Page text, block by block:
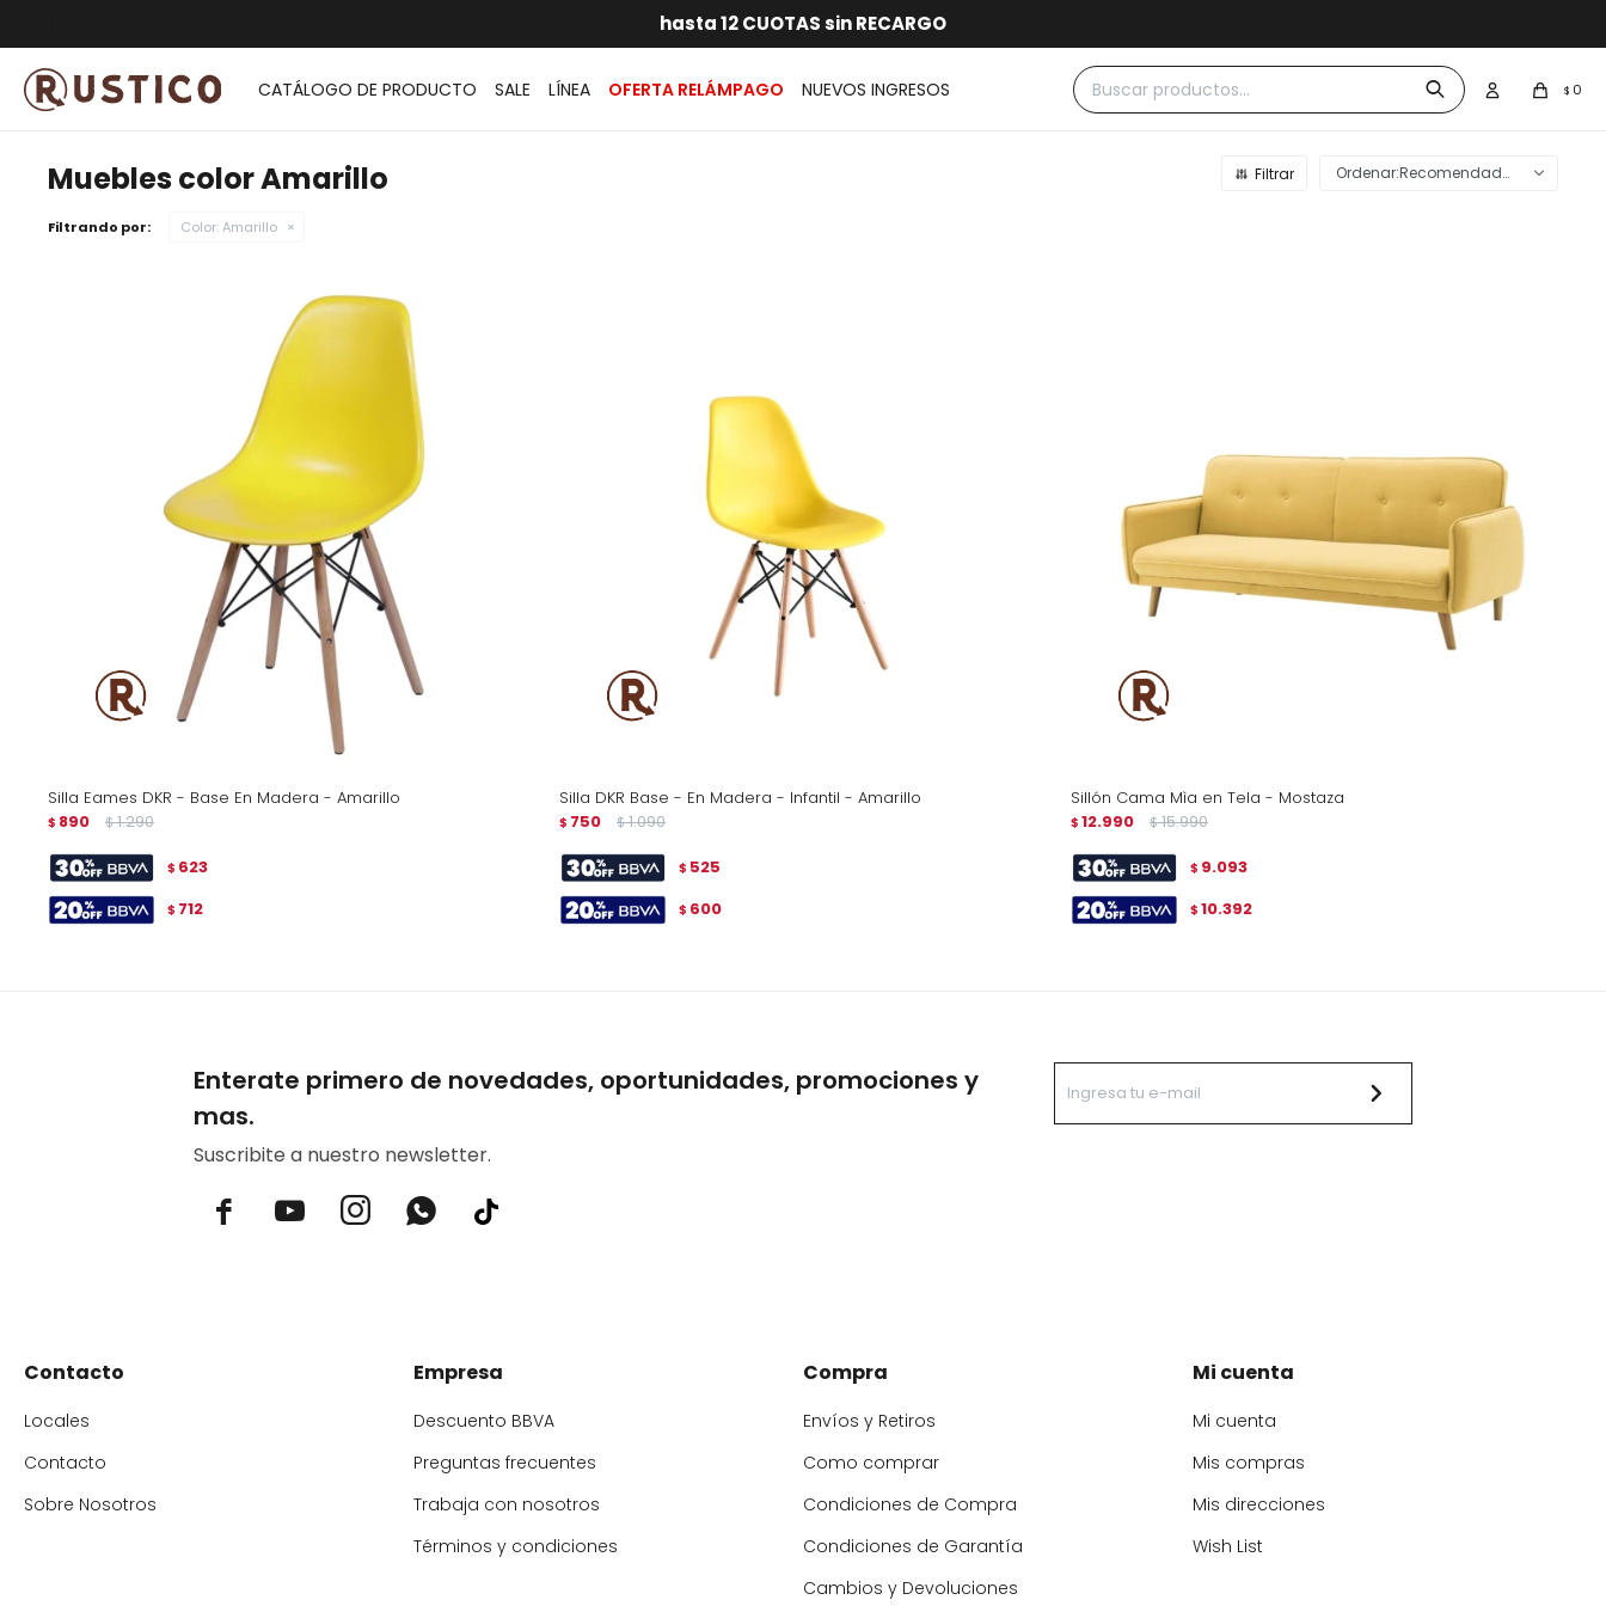
ENVÍOS A TODO EL PAÍS
GARANTÍA DE DEVOLUCIÓN
hasta 12 CUOTAS sin RECARGO
ENVÍO GRATIS dentro de MONTEVIDEO en compras superiores a $30.000
CATÁLOGO DE PRODUCTO SALE LÍNEA OFERTA RELÁMPAGO NUEVOS INGRESOS $ 0
Muebles color Amarillo Recomendados
Filtrando por: Color:Amarillo
Silla Eames DKR - Base En Madera - Amarillo
$ 890 $ 1.290
$ 623
$ 712
Silla DKR Base - En Madera - Infantil - Amarillo
$ 750 $ 1.090
$ 525
$ 600
Sillón Cama Mìa en Tela - Mostaza
$ 12.990 $ 15.990
$ 9.093
$ 10.392
Enterate primero de novedades, oportunidades, promociones y
mas.
Suscribite a nuestro newsletter.
  
Contacto
Locales
Contacto
Sobre Nosotros
Empresa
Descuento BBVA
Preguntas frecuentes
Trabaja con nosotros
Términos y condiciones
Compra
Envíos y Retiros
Como comprar
Condiciones de Compra
Condiciones de Garantía
Cambios y Devoluciones
Mi cuenta
Mi cuenta
Mis compras
Mis direcciones
Wish List